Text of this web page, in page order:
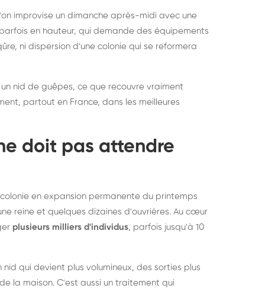
rats et
partout en France
partout
improvise un dimanche après-midi avec une
en hauteur, qui demande des équipements
ni dispersion d'une colonie qui se reformera
nid de guêpes, ce que recouvre vraiment
partout en France, dans les meilleures
doit pas attendre
en expansion permanente du printemps
reine et quelques dizaines d'ouvrières. Au cœur
plusieurs milliers d'individus, parfois jusqu'à 10
qui devient plus volumineux, des sorties plus
la maison. C'est aussi un traitement qui